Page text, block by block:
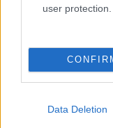
user protection.
Data Deletion
Απ' το 2012 ως
2021),
(2024-2025)